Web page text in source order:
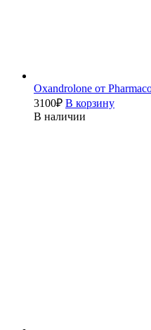
Oxandrolone от
3100₽ В корзину
В наличии